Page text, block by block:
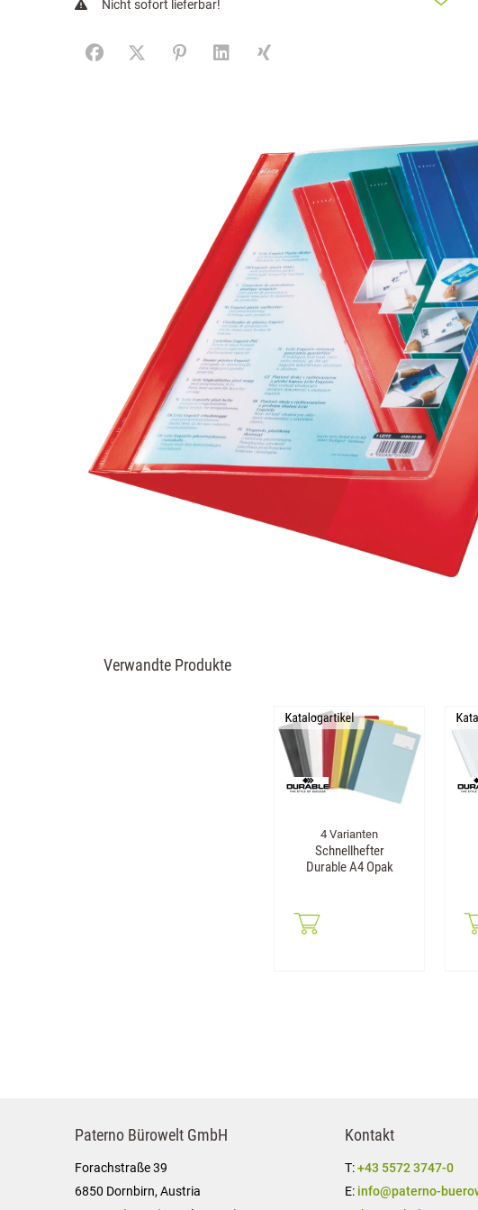
Nicht sofort lieferbar!
Facebook
X PinterestLinkedInXing
Verwandte Produkte
4 Varianten
Schnellhefter
Durable A4 Opak
Paterno Bürowelt GmbH
Forachstraße 39
6850 Dornbirn, Austria
Kontakt
T:+43 5572 3747-0
E: info@paterno-